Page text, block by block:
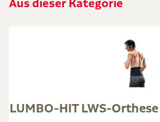
Aus dieser Kategorie